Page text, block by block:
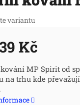
variantu
Kč
MP Spirit od
na trhu kde